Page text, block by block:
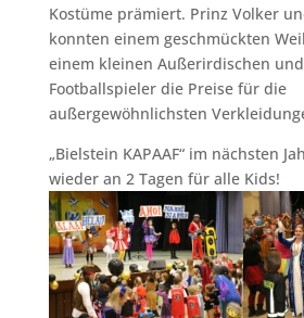
Kostüme prämiert. Prinz Volker
konnten einem geschmückten
einem kleinen Außerirdischen
Footballspieler die Preise für die
außergewöhnlichsten
„Bielstein KAPAAF“ im nächsten
wieder an 2 Tagen für alle Kids!